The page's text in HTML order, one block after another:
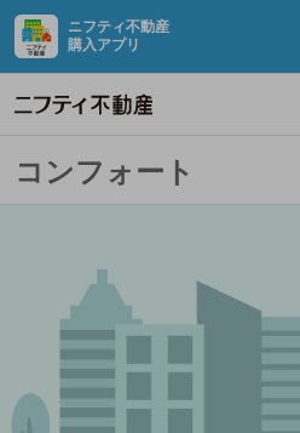
ニフティ不動産
購入アプリ
コンフォート